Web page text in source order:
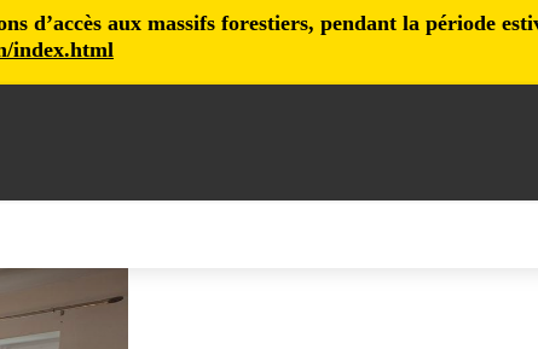
d’accès aux massifs forestiers, pendant la période
index.html